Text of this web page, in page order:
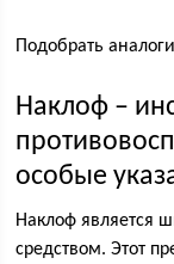
Подобрать
Наклоф –
особые
Наклоф является
средством. Этот